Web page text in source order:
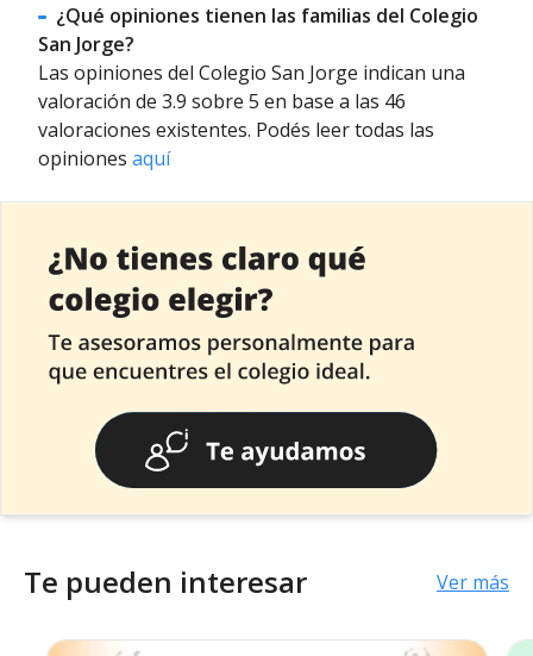
¿Qué opiniones tienen las familias del Colegio
San Jorge?
Las opiniones del Colegio San Jorge indican una
valoración de 3.9 sobre 5 en base a las 46
valoraciones existentes. Podés leer todas las
opiniones aquí
Te pueden interesar Ver más